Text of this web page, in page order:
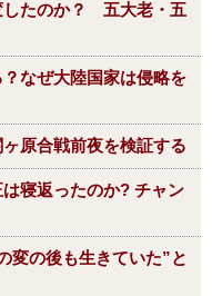
したのか？ 五大老・五
なぜ大陸国家は侵略を
原合戦前夜を検証する
寝返ったのか? チャン
変の後も生きていた”と